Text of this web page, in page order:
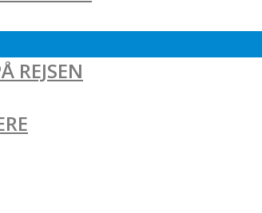
REJSEN